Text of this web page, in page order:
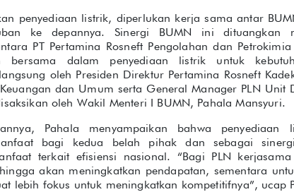
penyediaan listrik, diperlukan kerja sama antar
ke depannya. Sinergi BUMN ini dituangkan
PT Pertamina Rosneft Pengolahan dan
bersama dalam penyediaan listrik untuk
oleh Presiden Direktur Pertamina Rosneft
dan Umum serta General Manager PLN Unit
oleh Wakil Menteri I BUMN, Pahala Mansyuri.
Pahala menyampaikan bahwa
bagi kedua belah pihak dan sebagai
terkait efisiensi nasional. “Bagi PLN
akan meningkatkan pendapatan, sementara
lebih fokus untuk meningkatkan kompetitifnya”, ucap